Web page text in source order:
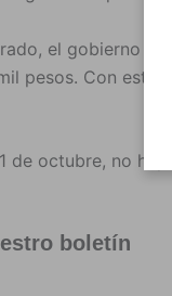
el gobierno
pesos. Con este
de octubre, no
boletín